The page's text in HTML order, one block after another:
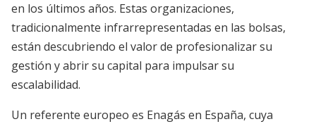
en los últimos años. Estas organizaciones,
tradicionalmente infrarrepresentadas en las bolsas,
están descubriendo el valor de profesionalizar su
gestión y abrir su capital para impulsar su
escalabilidad.
Un referente europeo es Enagás en España, cuya